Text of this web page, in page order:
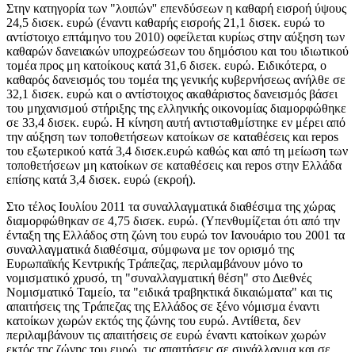
Στην κατηγορία των "λοιπών'' επενδύσεων η καθαρή εισροή ύψους
24,5 δισεκ. ευρώ (έναντι καθαρής εισροής 21,1 δισεκ. ευρώ το
αντίστοιχο επτάμηνο του 2010) οφείλεται κυρίως στην αύξηση των
καθαρών δανειακών υποχρεώσεων του δημόσιου και του ιδιωτικού
τομέα προς μη κατοίκους κατά 31,6 δισεκ. ευρώ. Ειδικότερα, ο
καθαρός δανεισμός του τομέα της γενικής κυβερνήσεως ανήλθε σε
32,1 δισεκ. ευρώ και ο αντίστοιχος ακαθάριστος δανεισμός βάσει
του μηχανισμού στήριξης της ελληνικής οικονομίας διαμορφώθηκε
σε 33,4 δισεκ. ευρώ. Η κίνηση αυτή αντισταθμίστηκε εν μέρει από
την αύξηση των τοποθετήσεων κατοίκων σε καταθέσεις και repos
του εξωτερικού κατά 3,4 δισεκ.ευρώ καθώς και από τη μείωση των
τοποθετήσεων μη κατοίκων σε καταθέσεις και repos στην Ελλάδα
επίσης κατά 3,4 δισεκ. ευρώ (εκροή).
Στο τέλος Ιουλίου 2011 τα συναλλαγματικά διαθέσιμα της χώρας
διαμορφώθηκαν σε 4,75 δισεκ. ευρώ. (Υπενθυμίζεται ότι από την
ένταξη της Ελλάδος στη ζώνη του ευρώ τον Ιανουάριο του 2001 τα
συναλλαγματικά διαθέσιμα, σύμφωνα με τον ορισμό της
Ευρωπαϊκής Κεντρικής Τράπεζας, περιλαμβάνουν μόνο το
νομισματικό χρυσό, τη "συναλλαγματική θέση" στο Διεθνές
Νομισματικό Ταμείο, τα "ειδικά τραβηκτικά δικαιώματα" και τις
απαιτήσεις της Τράπεζας της Ελλάδος σε ξένο νόμισμα έναντι
κατοίκων χωρών εκτός της ζώνης του ευρώ. Αντίθετα, δεν
περιλαμβάνουν τις απαιτήσεις σε ευρώ έναντι κατοίκων χωρών
εκτός της ζώνης του ευρώ, τις απαιτήσεις σε συνάλλαγμα και σε